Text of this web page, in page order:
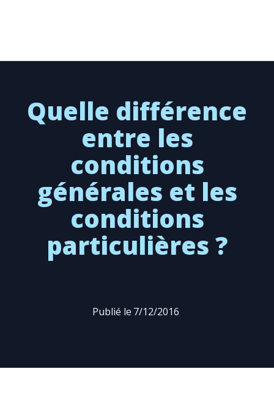
Quelle différence
entre les
conditions
générales et les
conditions
particulières ?
Publié le 7/12/2016